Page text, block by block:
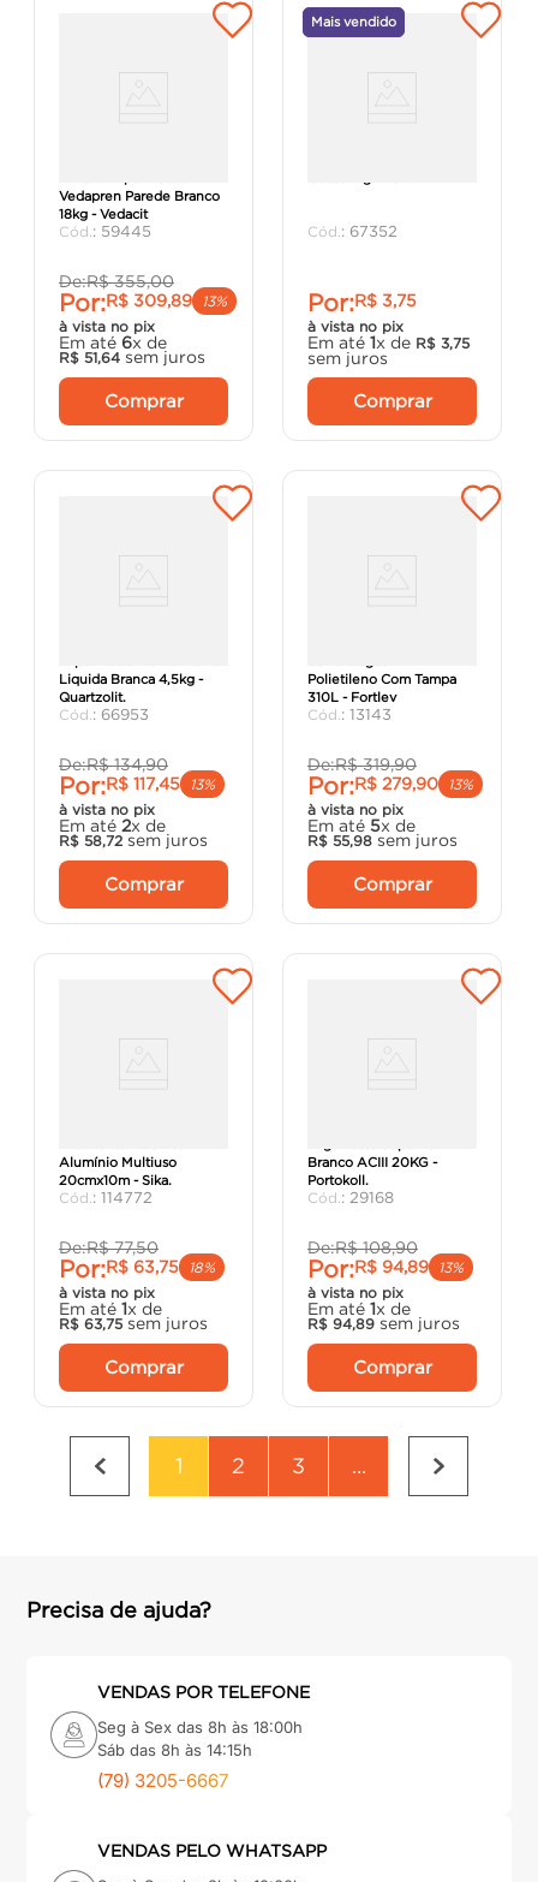
Vedapren Parede Branco
18kg - Vedacit
: 59445
De:R$ 355,00
Por:R$ 309,89
13%
à vista no pix
Em até 6x de
R$ 51,64 sem juros
Comprar
Mais vendido
: 67352
Por:R$ 3,75
à vista no pix
Em até 1x de R$ 3,75
sem juros
Comprar
Liquida Branca 4,5kg -
Quartzolit.
: 66953
De:R$ 134,90
Por:R$ 117,45
13%
à vista no pix
Em até 2x de
R$ 58,72 sem juros
Comprar
Polietileno Com Tampa
310L - Fortlev
: 13143
De:R$ 319,90
Por:R$ 279,90
13%
à vista no pix
Em até 5x de
R$ 55,98 sem juros
Comprar
Alumínio Multiuso
20cmx10m - Sika.
: 114772
De:R$ 77,50
Por:R$ 63,75
18%
à vista no pix
Em até 1x de
R$ 63,75 sem juros
Comprar
Branco ACIII 20KG -
Portokoll.
: 29168
De:R$ 108,90
Por:R$ 94,89
13%
à vista no pix
Em até 1x de
R$ 94,89 sem juros
Comprar
1 2 3 ...
Precisa de ajuda?
VENDAS POR TELEFONE
Seg à Sex das 8h às 18:00h
Sáb das 8h às 14:15h
(79) 3205-6667
VENDAS PELO WHATSAPP